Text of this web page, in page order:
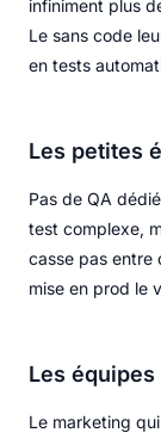
infiniment plus
Le sans code
en tests
Les petites
Pas de QA
test complexe,
casse pas entre
mise en prod le
Les
Le marketing